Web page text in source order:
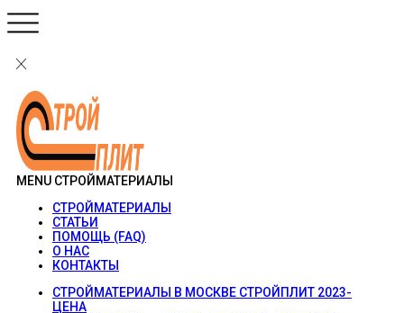
MENU СТРОЙМАТЕРИАЛЫ
СТРОЙМАТЕРИАЛЫ
СТАТЬИ
ПОМОЩЬ (FAQ)
О НАС
КОНТАКТЫ
СТРОЙМАТЕРИАЛЫ В МОСКВЕ СТРОЙПЛИТ 2023-
ЦЕНА